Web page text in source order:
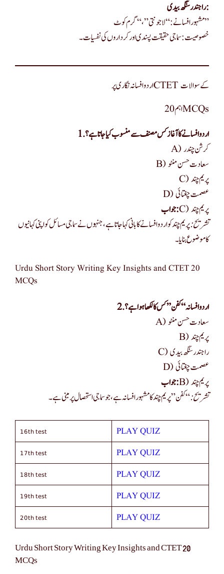
راجندر سنگھ بیدی:
مشہور افسانے: “لاجونتی”، “گرم کوٹ”
خصوصیت: سماجی حقیقت پسندی اور کرداروں کی نفسیات۔
اردو افسانہ نگاری پر CTET کے سوالات
20 اہم MCQs
1. اردو افسانے کا آغاز کس مصنف سے منسوب کیا جاتا ہے؟
A) کرشن چندر
B) سعادت حسن منٹو
C) پریم چند
D) عصمت چغتائی
جواب:
C) پریم چند
تشریح:پریم چند کو اردو افسانے کا بانی کہا جاتا ہے، جنہوں نے سماجی مسائل کو اپنی کہانیوں
کا موضوع بنایا۔
Urdu Short Story Writing Key Insights and CTET 20
MCQs
2. اردو افسانہ “کفن” کس کا لکھا ہوا ہے؟
A) سعادت حسن منٹو
B) پریم چند
C) راجندر سنگھ بیدی
D) عصمت چغتائی
جواب:
B) پریم چند
تشریح:“کفن” پریم چند کا مشہور افسانہ ہے، جو سماجی استحصال پر مبنی ہے۔
16th test PLAY QUIZ
17th test PLAY QUIZ
18th test PLAY QUIZ
19th test PLAY QUIZ
20th test PLAY QUIZ
Urdu Short Story Writing Key Insights and CTET 20
MCQs